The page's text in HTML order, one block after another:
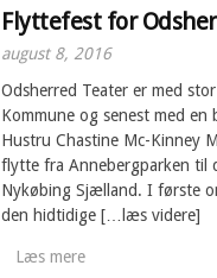
Flyttefest for
august 8, 2016
Odsherred Teater er med
Kommune og senest med
Hustru Chastine Mc-Kinney
flytte fra Annebergparken til
Nykøbing Sjælland. I første
den hidtidige […læs videre]
Læs mere